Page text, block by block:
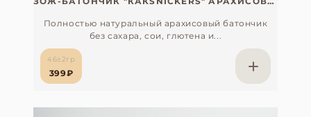
Полностью натуральный арахисовый батончик
без сахара, сои, глютена и...
46±2гр
399₽